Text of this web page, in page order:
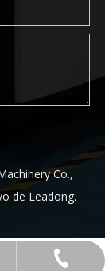
Co.,
de Leadong.